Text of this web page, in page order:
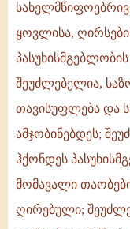
აზროვნება,
უპირველეს
ყოვლისა,
ღირსების,
და
გრძნობით
ყოვლისა,
შეუძლებელია,
თავისუფლება და
ამჯობინებდეს;
ჰქონდეს
მომავალი
ღირებული;